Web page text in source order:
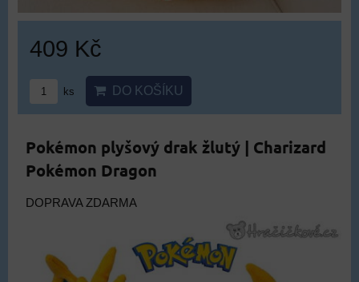
409 Kč
ks DO KOŠÍKU
Pokémon plyšový drak žlutý | Charizard
Pokémon Dragon
DOPRAVA ZDARMA